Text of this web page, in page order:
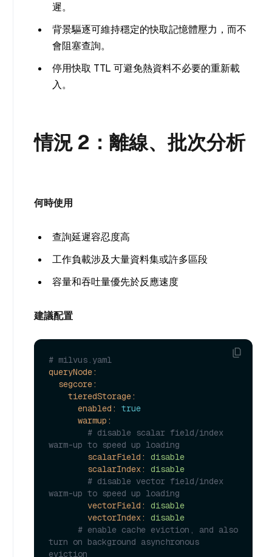
遲。
背景驅逐可維持穩定的快取記憶體壓力，而不
會阻塞查詢。
停用快取 TTL 可避免熱資料不必要的重新載
入。
情況 2：離線、批次分析
何時使用
查詢延遲容忍度高
工作負載涉及大量資料集或許多區段
容量和吞吐量優先於反應速度
建議配置
# milvus.yaml
queryNode:
segcore:
tieredStorage:
enabled:
true
warmup:
# disable scalar field/index
warm-up to speed up loading
scalarField:
disable
scalarIndex:
disable
# disable vector field/index
warm-up to speed up loading
vectorField:
disable
vectorIndex:
disable
# enable cache eviction, and also
turn on background asynchronous
eviction